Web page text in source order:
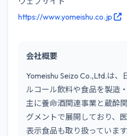
https://www.yomeishu.co.jp
会社概要
Yomeishu Seizo Co.,Ltd.は
ルコール飲料や食品を製造
主に養命酒関連事業と蔵酔
グメントで展開しており、
表示食品も取り扱っていま